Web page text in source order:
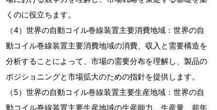
くのに役立ちます。
（4）世界の自動コイル巻線装置主要消費地域：世界の自
動コイル巻線装置主要消費地域の消費、収入と需要構造を
分析することによって、市場の需要分布を理解し、製品の
ポジショニングと市場拡大のための指針を提供します。
（5）世界の自動コイル巻線装置主要生産地域：世界の自
動コイル巻線装置主要生産地域の生産能力、生産量、前年